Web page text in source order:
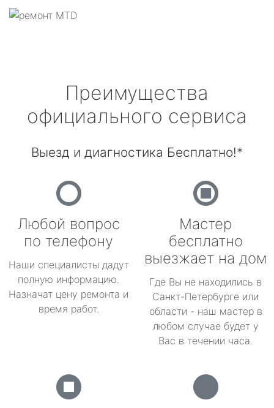
Преимущества
официального сервиса
Выезд и диагностика Бесплатно!*
Любой вопрос
по телефону
Наши специалисты дадут
полную информацию.
Назначат цену ремонта и
время работ.
Мастер
бесплатно
выезжает на дом
Где Вы не находились в
Санкт-Петербурге или
области - наш мастер в
любом случае будет у
Вас в течении часа.